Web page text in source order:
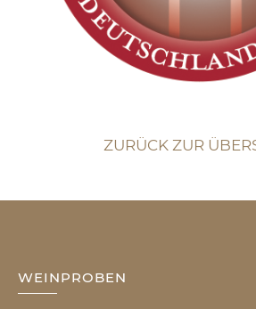
ZURÜCK ZUR
WEINPROBEN